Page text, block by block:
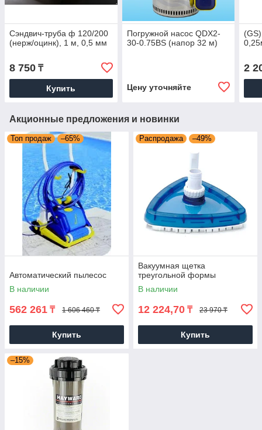
Сэндвич-труба ф 120/200
(нерж/оцинк), 1 м, 0,5 мм
8 750 ₸
Купить
Погружной насос QDX2-
30-0.75BS (напор 32 м)
Цену уточняйте
2
Акционные предложения и новинки
Топ продаж –65%
Автоматический пылесос
В наличии
562 261 ₸ 1 606 460 ₸
Купить
Распродажа –49%
Вакуумная щетка
треугольной формы
В наличии
12 224,70 ₸ 23 970 ₸
Купить
–15%